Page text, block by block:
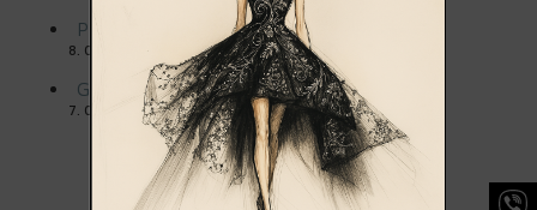
PETA BEOGRADSKA GIMNAZIJA
8. 08. 2026.
GIMNAZIJA „PATRIJARH PAVLE“
7. 08. 2026.